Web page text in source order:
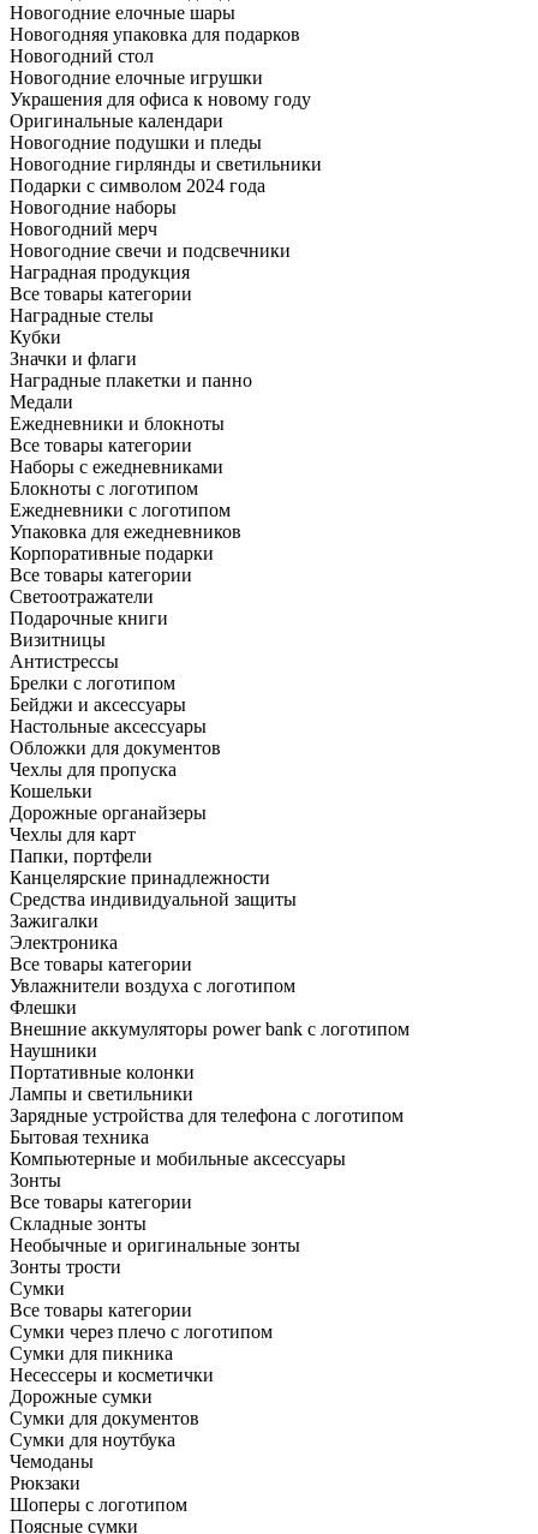
Новогодние елочные шары
Новогодняя упаковка для подарков
Новогодний стол
Новогодние елочные игрушки
Украшения для офиса к новому году
Оригинальные календари
Новогодние подушки и пледы
Новогодние гирлянды и светильники
Подарки с символом 2024 года
Новогодние наборы
Новогодний мерч
Новогодние свечи и подсвечники
Наградная продукция
Все товары категории
Наградные стелы
Кубки
Значки и флаги
Наградные плакетки и панно
Медали
Ежедневники и блокноты
Все товары категории
Наборы с ежедневниками
Блокноты с логотипом
Ежедневники с логотипом
Упаковка для ежедневников
Корпоративные подарки
Все товары категории
Светоотражатели
Подарочные книги
Визитницы
Антистрессы
Брелки с логотипом
Бейджи и аксессуары
Настольные аксессуары
Обложки для документов
Чехлы для пропуска
Кошельки
Дорожные органайзеры
Чехлы для карт
Папки, портфели
Канцелярские принадлежности
Средства индивидуальной защиты
Зажигалки
Электроника
Все товары категории
Увлажнители воздуха с логотипом
Флешки
Внешние аккумуляторы power bank с логотипом
Наушники
Портативные колонки
Лампы и светильники
Зарядные устройства для телефона с логотипом
Бытовая техника
Компьютерные и мобильные аксессуары
Зонты
Все товары категории
Складные зонты
Необычные и оригинальные зонты
Зонты трости
Сумки
Все товары категории
Сумки через плечо с логотипом
Сумки для пикника
Несессеры и косметички
Дорожные сумки
Сумки для документов
Сумки для ноутбука
Чемоданы
Рюкзаки
Шоперы с логотипом
Поясные сумки